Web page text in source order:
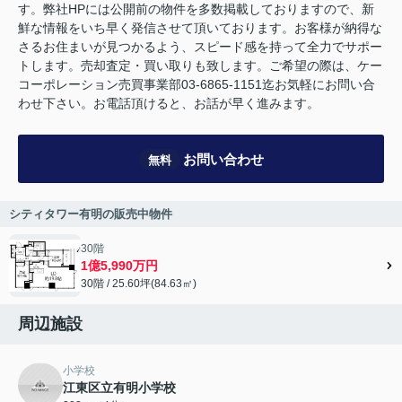
す。弊社HPには公開前の物件を多数掲載しておりますので、新
鮮な情報をいち早く発信させて頂いております。お客様が納得な
さるお住まいが見つかるよう、スピード感を持って全力でサポー
トします。売却査定・買い取りも致します。ご希望の際は、ケー
コーポレーション売買事業部03-6865-1151迄お気軽にお問い合
わせ下さい。お電話頂けると、お話が早く進みます。
無料 お問い合わせ
シティタワー有明の販売中物件
30階
1億5,990万円
30階 / 25.60坪(84.63㎡)
周辺施設
小学校
江東区立有明小学校